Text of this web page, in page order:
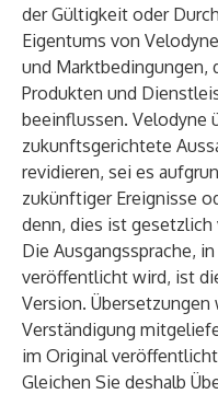
der Gültigkeit oder
Eigentums von
und Marktbedingungen,
Produkten und
beeinflussen. Velodyne
zukunftsgerichtete
revidieren, sei es
zukünftiger Ereignisse
denn, dies ist gesetzlich
Die Ausgangssprache,
veröffentlicht wird, ist
Version. Übersetzungen
Verständigung
im Original
Gleichen Sie deshalb